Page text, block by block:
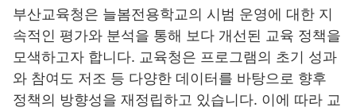
부산교육청은 늘봄전용학교의 시범 운영에 대한 지
속적인 평가와 분석을 통해 보다 개선된 교육 정책을
모색하고자 합니다. 교육청은 프로그램의 초기 성과
와 참여도 저조 등 다양한 데이터를 바탕으로 향후
정책의 방향성을 재정립하고 있습니다. 이에 따라 교